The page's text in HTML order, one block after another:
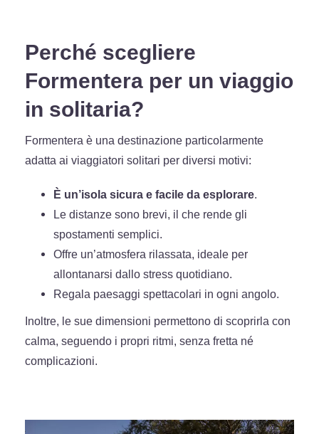
Perché scegliere
Formentera per un viaggio
in solitaria?
Formentera è una destinazione particolarmente
adatta ai viaggiatori solitari per diversi motivi:
È un’isola sicura e facile da esplorare.
Le distanze sono brevi, il che rende gli
spostamenti semplici.
Offre un’atmosfera rilassata, ideale per
allontanarsi dallo stress quotidiano.
Regala paesaggi spettacolari in ogni angolo.
Inoltre, le sue dimensioni permettono di scoprirla con
calma, seguendo i propri ritmi, senza fretta né
complicazioni.